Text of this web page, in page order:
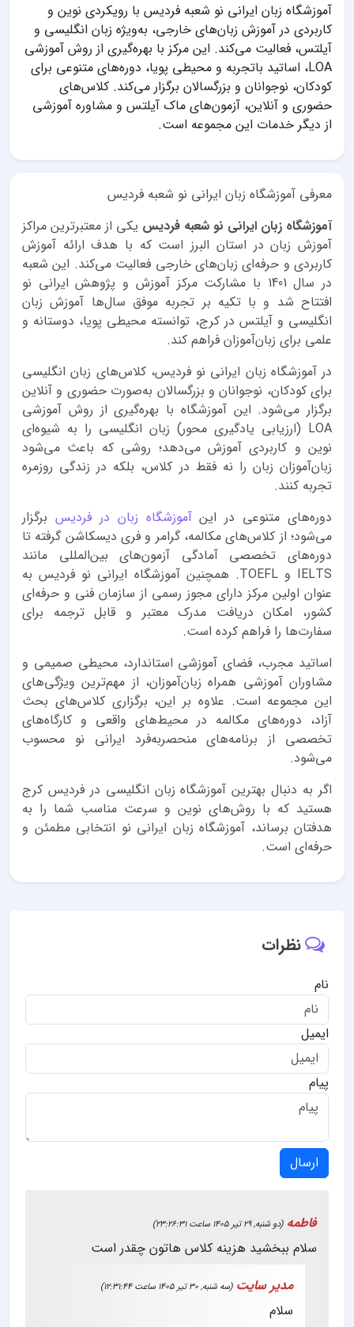
آموزشگاه زبان ایرانی نو شعبه فردیس با رویکردی نوین و
کاربردی در آموزش زبان‌های خارجی، به‌ویژه زبان انگلیسی و
آیلتس، فعالیت می‌کند. این مرکز با بهره‌گیری از روش آموزشی
LOA، اساتید باتجربه و محیطی پویا، دوره‌های متنوعی برای
کودکان، نوجوانان و بزرگسالان برگزار می‌کند. کلاس‌های
حضوری و آنلاین، آزمون‌های ماک آیلتس و مشاوره آموزشی
از دیگر خدمات این مجموعه است.
معرفی آموزشگاه زبان ایرانی نو شعبه فردیس
آموزشگاه زبان ایرانی نو شعبه فردیس یکی از معتبرترین مراکز
آموزش زبان در استان البرز است که با هدف ارائه آموزش
کاربردی و حرفه‌ای زبان‌های خارجی فعالیت می‌کند. این شعبه
در سال 1401 با مشارکت مرکز آموزش و پژوهش ایرانی نو
افتتاح شد و با تکیه بر تجربه موفق سال‌ها آموزش زبان
انگلیسی و آیلتس در کرج، توانسته محیطی پویا، دوستانه و
علمی برای زبان‌آموزان فراهم کند.
در آموزشگاه زبان ایرانی نو فردیس، کلاس‌های زبان انگلیسی
برای کودکان، نوجوانان و بزرگسالان به‌صورت حضوری و آنلاین
برگزار می‌شود. این آموزشگاه با بهره‌گیری از روش آموزشی
LOA (ارزیابی یادگیری محور) زبان انگلیسی را به شیوه‌ای
نوین و کاربردی آموزش می‌دهد؛ روشی که باعث می‌شود
زبان‌آموزان زبان را نه فقط در کلاس، بلکه در زندگی روزمره
تجربه کنند.
دوره‌های متنوعی در اینآموزشگاه زبان در فردیس برگزار
می‌شود؛ از کلاس‌های مکالمه، گرامر و فری دیسکاشن گرفته تا
دوره‌های تخصصی آمادگی آزمون‌های بین‌المللی مانند
IELTS و TOEFL. همچنین آموزشگاه ایرانی نو فردیس به
عنوان اولین مرکز دارای مجوز رسمی از سازمان فنی و حرفه‌ای
کشور، امکان دریافت مدرک معتبر و قابل ترجمه برای
سفارت‌ها را فراهم کرده است.
اساتید مجرب، فضای آموزشی استاندارد، محیطی صمیمی و
مشاوران آموزشی همراه زبان‌آموزان، از مهم‌ترین ویژگی‌های
این مجموعه است. علاوه بر این، برگزاری کلاس‌های بحث
آزاد، دوره‌های مکالمه در محیط‌های واقعی و کارگاه‌های
تخصصی از برنامه‌های منحصربه‌فرد ایرانی نو محسوب
می‌شود.
اگر به دنبال بهترین آموزشگاه زبان انگلیسی در فردیس کرج
هستید که با روش‌های نوین و سرعت مناسب شما را به
هدفتان برساند، آموزشگاه زبان ایرانی نو انتخابی مطمئن و
حرفه‌ای است.
نظرات
نام
ایمیل
پیام
ارسال
فاطمه(دو شنبه, 29 تیر 1405 ساعت 23:26:31)
سلام ببخشید هزینه کلاس هاتون چقدر است
مدیر سایت (سه شنبه, 30 تیر 1405 ساعت 12:31:44)
سلام